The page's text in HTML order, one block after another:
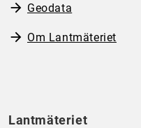
Geodata
Om Lantmäteriet
Lantmäteriet